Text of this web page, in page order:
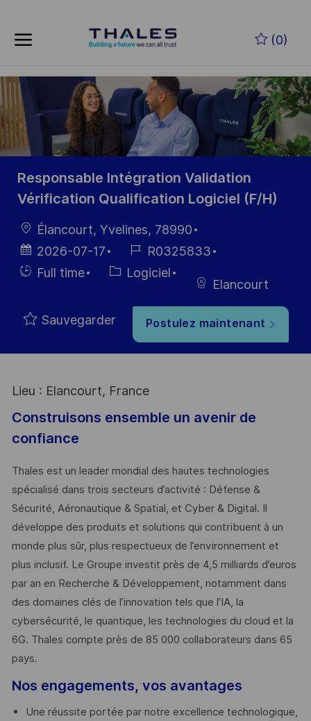
(0)
-
Responsable Intégration Validation
Vérification Qualification Logiciel (F/H)
localisation
Élancourt, Yvelines, 78990
Date
d’affichage
2026-07-17
Référence
du poste
R0325833
HiringFull time Catégorie
Logiciel
Elancourt
Sauvegarder Postulez maintenant
Lieu : Elancourt, France
Construisons ensemble un avenir de
confiance
Thales est un leader mondial des hautes technologies
spécialisé dans trois secteurs d’activité : Défense &
Sécurité, Aéronautique & Spatial, et Cyber & Digital. Il
développe des produits et solutions qui contribuent à un
monde plus sûr, plus respectueux de l’environnement et
plus inclusif. Le Groupe investit près de 4,5 milliards d’euros
par an en Recherche & Développement, notamment dans
des domaines clés de l’innovation tels que l’IA, la
cybersécurité, le quantique, les technologies du cloud et la
6G. Thales compte près de 85 000 collaborateurs dans 65
pays. ​
Nos engagements, vos avantages
Une réussite portée par notre excellence technologique,